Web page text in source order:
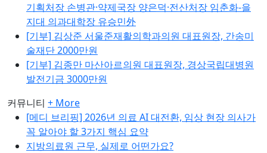
기획처장 손병관·약제국장 양은덕·전산처장 임춘화-을
지대 의과대학장 유승민外
[기부] 김상준 서울준재활의학과의원 대표원장, 간송미
술재단 2000만원
[기부] 김종만 마산아르의원 대표원장, 경상국립대병원
발전기금 3000만원
커뮤니티 + More
[메디 브리핑] 2026년 의료 AI 대전환, 임상 현장 의사가
꼭 알아야 할 3가지 핵심 요약
지방의료원 근무, 실제로 어떤가요?